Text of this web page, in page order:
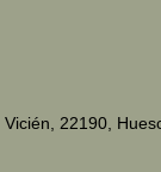
Vicién, 22190,